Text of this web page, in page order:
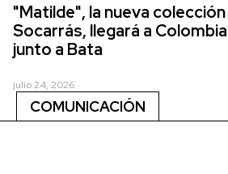
"Matilde", la nueva
Socarrás, llegará a
junto a Bata
julio 24, 2026
COMUNICACIÓN